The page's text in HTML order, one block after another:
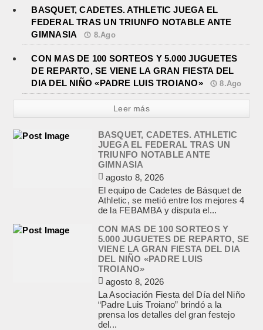
BASQUET, CADETES. ATHLETIC JUEGA EL
FEDERAL TRAS UN TRIUNFO NOTABLE ANTE
GIMNASIA
8.Ago
CON MAS DE 100 SORTEOS Y 5.000 JUGUETES
DE REPARTO, SE VIENE LA GRAN FIESTA DEL
DIA DEL NIÑO «PADRE LUIS TROIANO»
8.Ago
Leer más
BASQUET, CADETES. ATHLETIC
JUEGA EL FEDERAL TRAS UN
TRIUNFO NOTABLE ANTE
GIMNASIA
agosto 8, 2026
El equipo de Cadetes de Básquet de
Athletic, se metió entre los mejores 4
de la FEBAMBA y disputa el...
CON MAS DE 100 SORTEOS Y
5.000 JUGUETES DE REPARTO, SE
VIENE LA GRAN FIESTA DEL DIA
DEL NIÑO «PADRE LUIS
TROIANO»
agosto 8, 2026
La Asociación Fiesta del Día del Niño
“Padre Luis Troiano” brindó a la
prensa los detalles del gran festejo
del...